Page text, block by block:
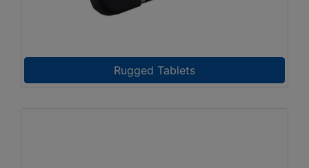
Rugged Tablets